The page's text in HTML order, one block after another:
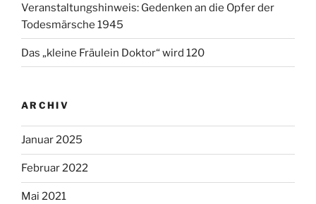
Veranstaltungshinweis: Gedenken an die Opfer der
Todesmärsche 1945
Das „kleine Fräulein Doktor“ wird 120
ARCHIV
Januar 2025
Februar 2022
Mai 2021